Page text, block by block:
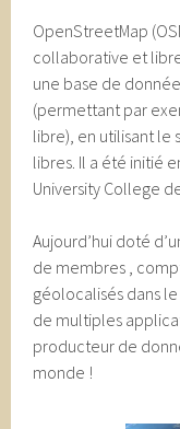
OpenStreetMap
collaborative et
une base de
(permettant par
libre), en utilisant le
libres. Il a été initié
University College
Aujourd’hui doté
de membres ,
géolocalisés dans
de multiples
producteur de
monde !